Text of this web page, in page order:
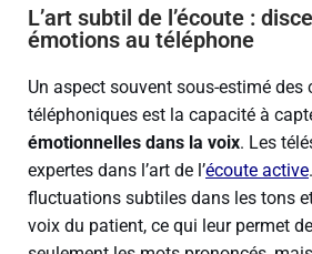
L’art subtil de l’écoute :
émotions au téléphone
Un aspect souvent sous-estimé des
téléphoniques est la capacité à
émotionnelles dans la voix. Les
expertes dans l’art de l’écoute active
fluctuations subtiles dans les tons
voix du patient, ce qui leur permet